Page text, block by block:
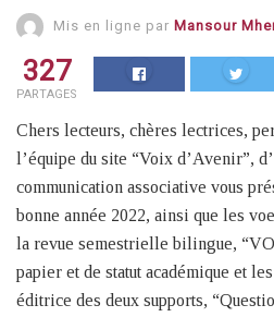
Mis en ligne par Mansour
327
PARTAGES
Chers lecteurs, chères lectrices,
l’équipe du site “Voix d’Avenir”,
communication associative vous
bonne année 2022, ainsi que les
la revue semestrielle bilingue,
papier et de statut académique et
éditrice des deux supports,